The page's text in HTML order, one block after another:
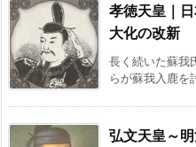
孝徳天皇｜
大化の改新
長く続いた蘇我
らが蘇我入鹿を
弘文天皇～